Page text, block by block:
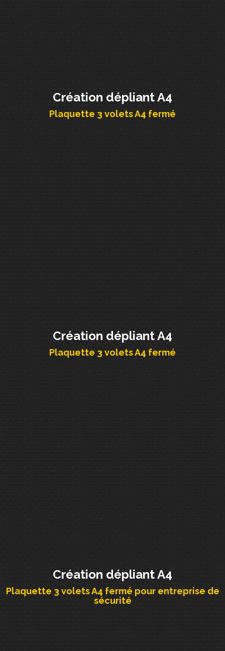
Création dépliant A4
Plaquette 3 volets A4 fermé
Création dépliant A4
Plaquette 3 volets A4 fermé
Création dépliant A4
Plaquette 3 volets A4 fermé pour entreprise de
sécurité